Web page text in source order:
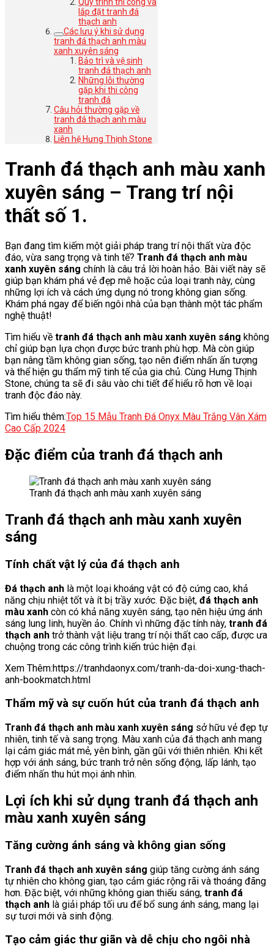
Quy trình thi công và
lắp đặt tranh đá
thạch anh
Các lưu ý khi sử dụng
tranh đá thạch anh màu
xanh xuyên sáng
Bảo trì và vệ sinh
tranh đá thạch anh
Những lỗi thường
gặp khi thi công
tranh đá
Câu hỏi thường gặp về
tranh đá thạch anh màu
xanh
Liên hệ Hưng Thịnh Stone
Tranh đá thạch anh màu xanh
xuyên sáng – Trang trí nội
thất số 1.
Bạn đang tìm kiếm một giải pháp trang trí nội thất vừa độc
đáo, vừa sang trọng và tinh tế? Tranh đá thạch anh màu
xanh xuyên sáng chính là câu trả lời hoàn hảo. Bài viết này sẽ
giúp bạn khám phá vẻ đẹp mê hoặc của loại tranh này, cùng
những lợi ích và cách ứng dụng nó trong không gian sống.
Khám phá ngay để biến ngôi nhà của bạn thành một tác phẩm
nghệ thuật!
Tìm hiểu về tranh đá thạch anh màu xanh xuyên sáng không
chỉ giúp bạn lựa chọn được bức tranh phù hợp. Mà còn giúp
bạn nâng tầm không gian sống, tạo nên điểm nhấn ấn tượng
và thể hiện gu thẩm mỹ tinh tế của gia chủ. Cùng Hưng Thịnh
Stone, chúng ta sẽ đi sâu vào chi tiết để hiểu rõ hơn về loại
tranh độc đáo này.
Tìm hiểu thêm:Top 15 Mẫu Tranh Đá Onyx Màu Trắng Vân Xám
Cao Cấp 2024
Đặc điểm của tranh đá thạch anh
Tranh đá thạch anh màu xanh xuyên sáng
Tranh đá thạch anh màu xanh xuyên
sáng
Tính chất vật lý của đá thạch anh
Đá thạch anh là một loại khoáng vật có độ cứng cao, khả
năng chịu nhiệt tốt và ít bị trầy xước. Đặc biệt, đá thạch anh
màu xanh còn có khả năng xuyên sáng, tạo nên hiệu ứng ánh
sáng lung linh, huyền ảo. Chính vì những đặc tính này, tranh đá
thạch anh trở thành vật liệu trang trí nội thất cao cấp, được ưa
chuộng trong các công trình kiến trúc hiện đại.
Xem Thêm:https://tranhdaonyx.com/tranh-da-doi-xung-thach-
anh-bookmatch.html
Thẩm mỹ và sự cuốn hút của tranh đá thạch anh
Tranh đá thạch anh màu xanh xuyên sáng sở hữu vẻ đẹp tự
nhiên, tinh tế và sang trọng. Màu xanh của đá thạch anh mang
lại cảm giác mát mẻ, yên bình, gần gũi với thiên nhiên. Khi kết
hợp với ánh sáng, bức tranh trở nên sống động, lấp lánh, tạo
điểm nhấn thu hút mọi ánh nhìn.
Lợi ích khi sử dụng tranh đá thạch anh
màu xanh xuyên sáng
Tăng cường ánh sáng và không gian sống
Tranh đá thạch anh xuyên sáng giúp tăng cường ánh sáng
tự nhiên cho không gian, tạo cảm giác rộng rãi và thoáng đãng
hơn. Đặc biệt, với những không gian thiếu sáng, tranh đá
thạch anh là giải pháp tối ưu để bổ sung ánh sáng, mang lại
sự tươi mới và sinh động.
Tạo cảm giác thư giãn và dễ chịu cho ngôi nhà